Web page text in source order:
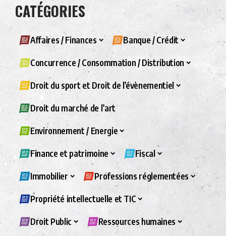
CATÉGORIES
Affaires / Finances Banque / Crédit
Concurrence / Consommation / Distribution
Droit du sport et Droit de l’évènementiel
Droit du marché de l’art
Environnement / Energie
Finance et patrimoine Fiscal
Immobilier Professions réglementées
Propriété intellectuelle et TIC
Droit Public Ressources humaines